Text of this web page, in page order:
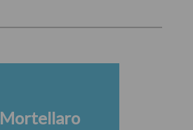
Mortellaro